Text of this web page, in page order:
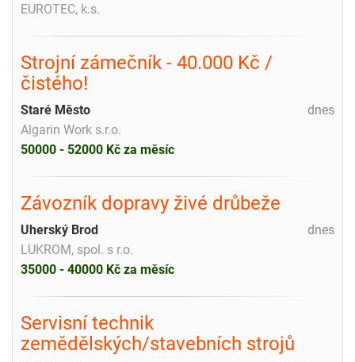
EUROTEC, k.s.
Strojní zámečník - 40.000 Kč /
čistého!
dnes
Staré Město
Algarin Work s.r.o.
50000 - 52000 Kč za měsíc
Závozník dopravy živé drůbeže
dnes
Uherský Brod
LUKROM, spol. s r.o.
35000 - 40000 Kč za měsíc
Servisní technik
zemědělských/stavebních strojů